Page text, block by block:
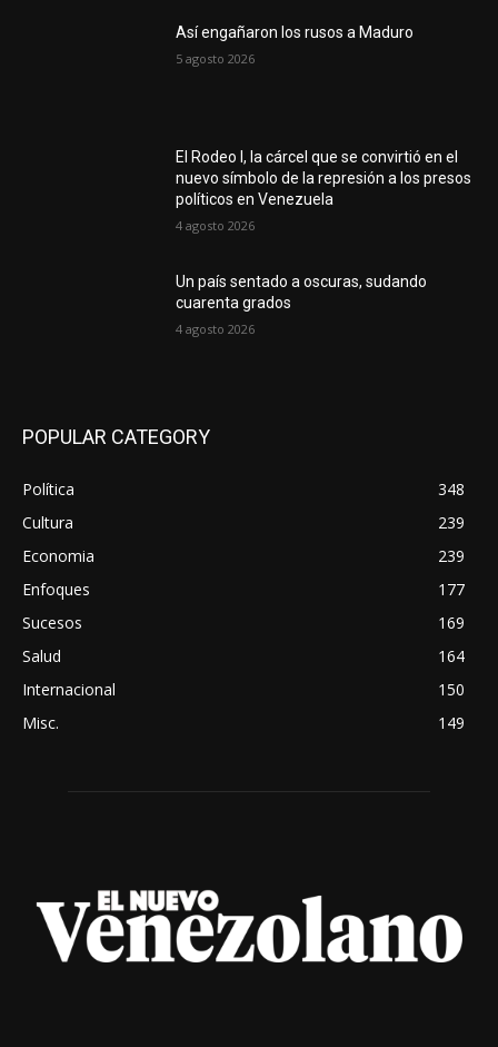
Así engañaron los rusos a Maduro
5 agosto 2026
El Rodeo I, la cárcel que se convirtió en el
nuevo símbolo de la represión a los presos
políticos en Venezuela
4 agosto 2026
Un país sentado a oscuras, sudando
cuarenta grados
4 agosto 2026
POPULAR CATEGORY
Política
348
Cultura
239
Economia
239
Enfoques
177
Sucesos
169
Salud
164
Internacional
150
Misc.
149